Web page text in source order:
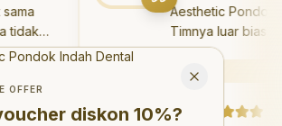
sama
tidak
bermain
dokter
Aesthetic
Timnya luar
hasilnya
saya. Saya
Debby Sahertian
diskon <strong>10%</strong>?
OFFER
diskon 10%?
Close